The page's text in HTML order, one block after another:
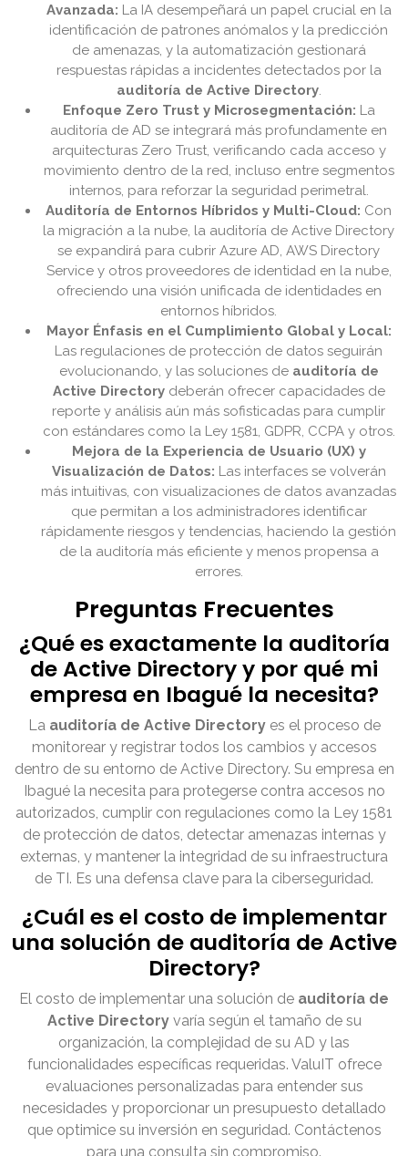
Avanzada: La IA desempeñará un papel crucial en la
identificación de patrones anómalos y la predicción
de amenazas, y la automatización gestionará
respuestas rápidas a incidentes detectados por la
auditoría de Active Directory.
Enfoque Zero Trust y Microsegmentación: La
auditoría de AD se integrará más profundamente en
arquitecturas Zero Trust, verificando cada acceso y
movimiento dentro de la red, incluso entre segmentos
internos, para reforzar la seguridad perimetral.
Auditoría de Entornos Híbridos y Multi-Cloud: Con
la migración a la nube, la auditoría de Active Directory
se expandirá para cubrir Azure AD, AWS Directory
Service y otros proveedores de identidad en la nube,
ofreciendo una visión unificada de identidades en
entornos híbridos.
Mayor Énfasis en el Cumplimiento Global y Local:
Las regulaciones de protección de datos seguirán
evolucionando, y las soluciones de auditoría de
Active Directorydeberán ofrecer capacidades de
reporte y análisis aún más sofisticadas para cumplir
con estándares como la Ley 1581, GDPR, CCPA y otros.
Mejora de la Experiencia de Usuario (UX) y
Visualización de Datos: Las interfaces se volverán
más intuitivas, con visualizaciones de datos avanzadas
que permitan a los administradores identificar
rápidamente riesgos y tendencias, haciendo la gestión
de la auditoría más eficiente y menos propensa a
errores.
Preguntas Frecuentes
¿Qué es exactamente la auditoría
de Active Directory y por qué mi
empresa en Ibagué la necesita?
La auditoría de Active Directoryes el proceso de
monitorear y registrar todos los cambios y accesos
dentro de su entorno de Active Directory. Su empresa en
Ibagué la necesita para protegerse contra accesos no
autorizados, cumplir con regulaciones como la Ley 1581
de protección de datos, detectar amenazas internas y
externas, y mantener la integridad de su infraestructura
de TI. Es una defensa clave para la ciberseguridad.
¿Cuál es el costo de implementar
una solución de auditoría de Active
Directory?
El costo de implementar una solución de auditoría de
Active Directoryvaría según el tamaño de su
organización, la complejidad de su AD y las
funcionalidades específicas requeridas. ValuIT ofrece
evaluaciones personalizadas para entender sus
necesidades y proporcionar un presupuesto detallado
que optimice su inversión en seguridad. Contáctenos
para una consulta sin compromiso.